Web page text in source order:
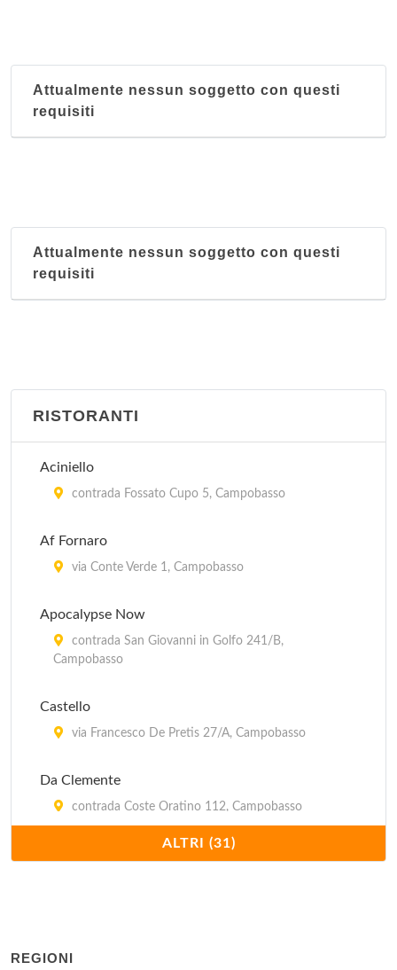
Attualmente nessun soggetto con questi
requisiti
Attualmente nessun soggetto con questi
requisiti
RISTORANTI
Aciniello
contrada Fossato Cupo 5, Campobasso
Af Fornaro
via Conte Verde 1, Campobasso
Apocalypse Now
contrada San Giovanni in Golfo 241/B,
Campobasso
Castello
via Francesco De Pretis 27/A, Campobasso
Da Clemente
contrada Coste Oratino 112, Campobasso
piazza Spensieri 21, Campobasso - Località
ALTRI (31)
REGIONI